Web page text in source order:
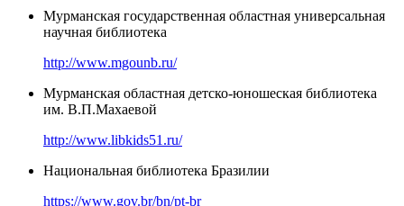
Мурманская государственная областная универсальная
научная библиотека
http://www.mgounb.ru/
Мурманская областная детско-юношеская библиотека
им. В.П.Махаевой
http://www.libkids51.ru/
Национальная библиотека Бразилии
https://www.gov.br/bn/pt-br